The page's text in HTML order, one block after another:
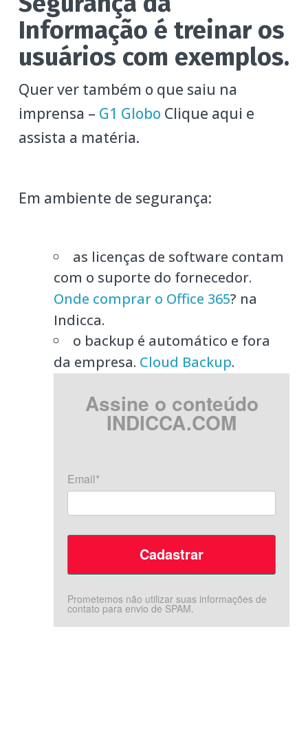
Informação é treinar os
usuários com exemplos.
Quer ver também o que saiu na
imprensa – G1 Globo Clique aqui e
assista a matéria.
Em ambiente de segurança:
as licenças de software contam
com o suporte do fornecedor.
Onde comprar o Office 365? na
Indicca.
o backup é automático e fora
da empresa. Cloud Backup.
Assine o conteúdo
INDICCA.COM
Email*
Prometemos não utilizar suas informações de
contato para envio de SPAM.